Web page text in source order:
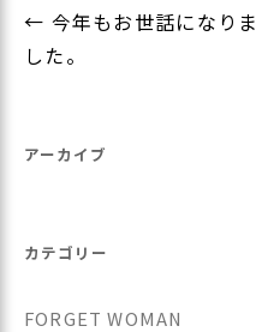
投
稿
ゲ
ョ
← 今年もお世話になりま
した。
アーカイブ
カテゴリー
FORGET WOMAN